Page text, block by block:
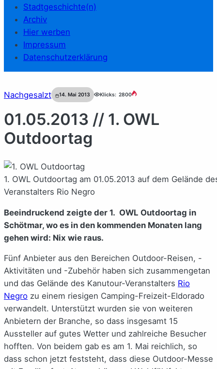
Stadtgeschichte(n)
Archiv
Hier werben
Impressum
Datenschutzerklärung
Nachgesalzt 14. Mai 2013 Klicks: 2800
01.05.2013 // 1. OWL
Outdoortag
1. OWL Outdoortag am 01.05.2013 auf dem Gelände
Veranstalters Rio Negro
Beeindruckend zeigte der 1. OWL Outdoortag in
Schötmar, wo es in den kommenden Monaten lang
gehen wird: Nix wie raus.
Fünf Anbieter aus den Bereichen Outdoor-Reisen, -
Aktivitäten und -Zubehör haben sich zusammengetan
und das Gelände des Kanutour-Veranstalters Rio
Negro zu einem riesigen Camping-Freizeit-Eldorado
verwandelt. Unterstützt wurden sie von weiteren
Anbietern der Branche, so dass insgesamt 15
Aussteller auf gutes Wetter und zahlreiche Besucher
hofften. Von beidem gab es am 1. Mai reichlich, so
dass schon jetzt feststeht, dass diese Outdoor-Messe